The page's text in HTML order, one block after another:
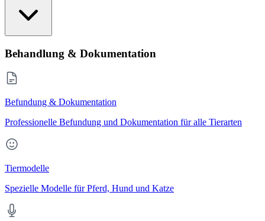
Behandlung & Dokumentation
Befundung & Dokumentation
Professionelle Befundung und Dokumentation für alle Tierarten
Tiermodelle
Spezielle Modelle für Pferd, Hund und Katze